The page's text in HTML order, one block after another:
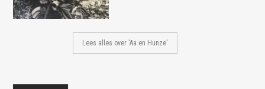
Lees alles over 'Aa en Hunze'